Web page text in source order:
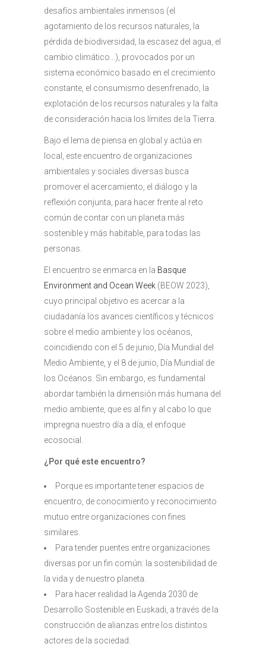
desafíos ambientales inmensos (el
agotamiento de los recursos naturales, la
pérdida de biodiversidad, la escasez del agua, el
cambio climático…), provocados por un
sistema económico basado en el crecimiento
constante, el consumismo desenfrenado, la
explotación de los recursos naturales y la falta
de consideración hacia los límites de la Tierra.
Bajo el lema de piensa en global y actúa en
local, este encuentro de organizaciones
ambientales y sociales diversas busca
promover el acercamiento, el diálogo y la
reflexión conjunta, para hacer frente al reto
común de contar con un planeta más
sostenible y más habitable, para todas las
personas.
El encuentro se enmarca en la Basque
Environment and Ocean Week (BEOW 2023),
cuyo principal objetivo es acercar a la
ciudadanía los avances científicos y técnicos
sobre el medio ambiente y los océanos,
coincidiendo con el 5 de junio, Día Mundial del
Medio Ambiente, y el 8 de junio, Día Mundial de
los Océanos. Sin embargo, es fundamental
abordar también la dimensión más humana del
medio ambiente, que es al fin y al cabo lo que
impregna nuestro día a día, el enfoque
ecosocial.
¿Por qué este encuentro?
Porque es importante tener espacios de
encuentro, de conocimiento y reconocimiento
mutuo entre organizaciones con fines
similares.
Para tender puentes entre organizaciones
diversas por un fin común: la sostenibilidad de
la vida y de nuestro planeta.
Para hacer realidad la Agenda 2030 de
Desarrollo Sostenible en Euskadi, a través de la
construcción de alianzas entre los distintos
actores de la sociedad.